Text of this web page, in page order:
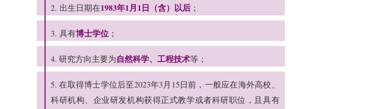
2. 出生日期在1983年1月1日（含）以后 ；
3. 具有博士学位 ；
4. 研究方向主要为自然科学、工程技术等；
5. 在取得博士学位后至2023年3月15日前，一般应在海外高校、
科研机构、企业研发机构获得正式教学或者科研职位，且具有